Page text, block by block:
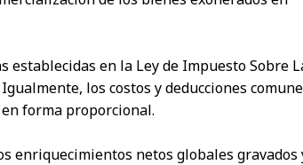
establecidas en la Ley de Impuesto Sobre
los costos y deducciones
forma proporcional.
enriquecimientos netos globales gravados